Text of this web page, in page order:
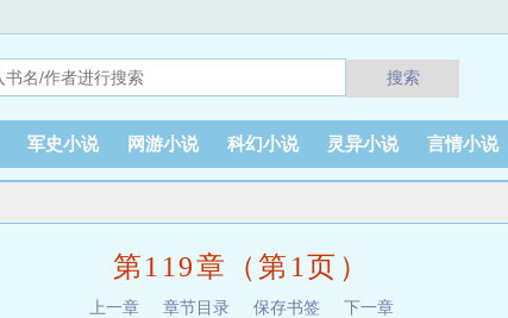
搜索
军史小说 网游小说 科幻小说 灵异小说 言情小说
第119章（第1页）
上一章 章节目录 保存书签 下一章